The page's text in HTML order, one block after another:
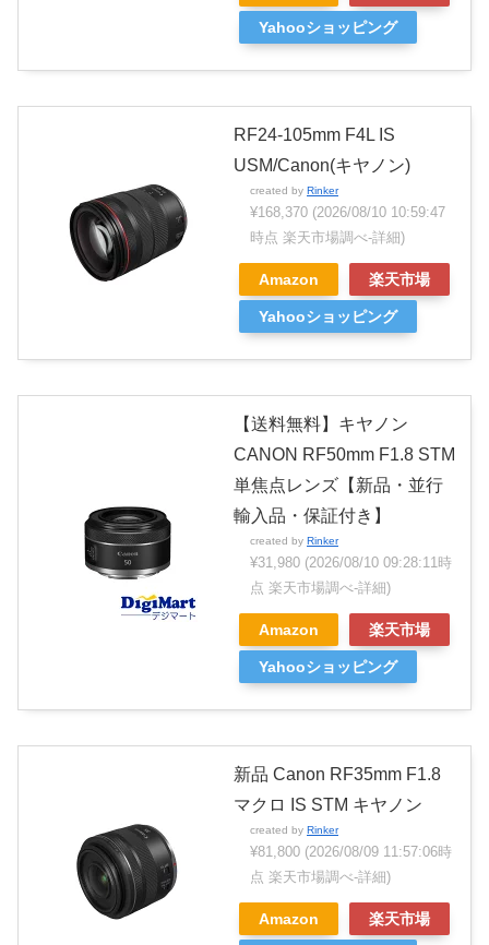
Yahooショッピング
RF24-105mm F4L IS
USM/Canon(キヤノン)
created by Rinker
¥168,370 (2026/08/10 10:59:47
時点 楽天市場調べ-詳細)
Amazon 楽天市場
Yahooショッピング
【送料無料】キヤノン
CANON RF50mm F1.8 STM
単焦点レンズ【新品・並行
輸入品・保証付き】
created by Rinker
¥31,980 (2026/08/10 09:28:11時
点 楽天市場調べ-詳細)
Amazon 楽天市場
Yahooショッピング
新品 Canon RF35mm F1.8
マクロ IS STM キヤノン
created by Rinker
¥81,800 (2026/08/09 11:57:06時
点 楽天市場調べ-詳細)
Amazon 楽天市場